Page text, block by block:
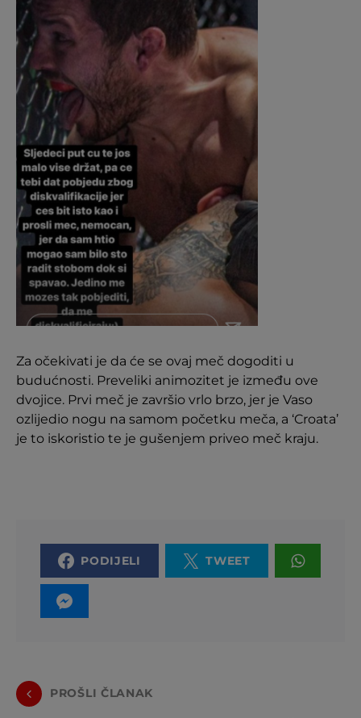
Za očekivati je da će se ovaj meč dogoditi u
budućnosti. Preveliki animozitet je između ove
dvojice. Prvi meč je završio vrlo brzo, jer je Vaso
ozlijedio nogu na samom početku meča, a ‘Croata’
je to iskoristio te je gušenjem priveo meč kraju.
PODIJELI TWEET
PROŠLI ČLANAK